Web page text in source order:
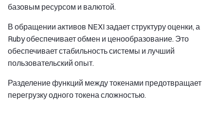
базовым ресурсом и валютой.
В обращении активов NEXI задает структуру оценки, а
Ruby обеспечивает обмен и ценообразование. Это
обеспечивает стабильность системы и лучший
пользовательский опыт.
Разделение функций между токенами предотвращает
перегрузку одного токена сложностью.